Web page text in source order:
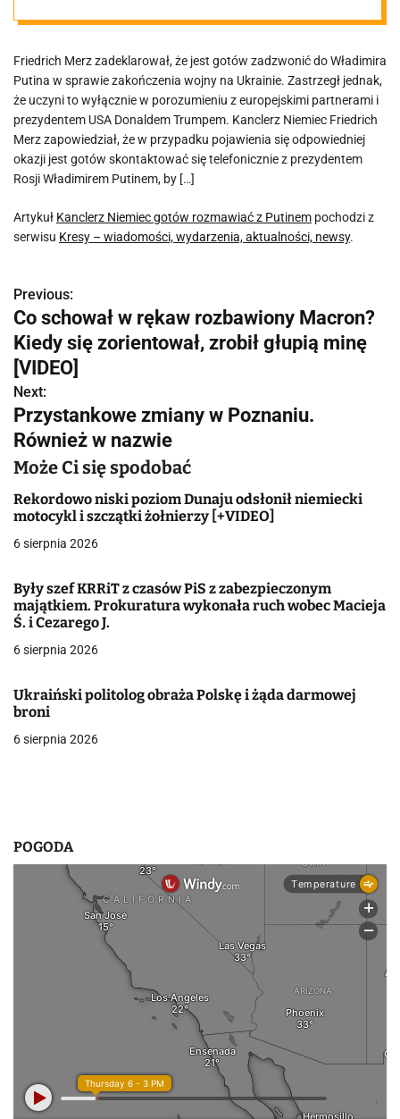
Friedrich Merz zadeklarował, że jest gotów zadzwonić do Władimira
Putina w sprawie zakończenia wojny na Ukrainie. Zastrzegł jednak,
że uczyni to wyłącznie w porozumieniu z europejskimi partnerami i
prezydentem USA Donaldem Trumpem. Kanclerz Niemiec Friedrich
Merz zapowiedział, że w przypadku pojawienia się odpowiedniej
okazji jest gotów skontaktować się telefonicznie z prezydentem
Rosji Władimirem Putinem, by […]
Artykuł Kanclerz Niemiec gotów rozmawiać z Putinem pochodzi z
serwisu Kresy – wiadomości, wydarzenia, aktualności, newsy.
N
a
w
i
g
a
c
j
w
p
s
u
Previous:
Co schował w rękaw rozbawiony Macron?
Kiedy się zorientował, zrobił głupią minę
[VIDEO]
Next:
Przystankowe zmiany w Poznaniu.
Również w nazwie
Może Ci się spodobać
Rekordowo niski poziom Dunaju odsłonił niemiecki
motocykl i szczątki żołnierzy [+VIDEO]
6 sierpnia 2026
Były szef KRRiT z czasów PiS z zabezpieczonym
majątkiem. Prokuratura wykonała ruch wobec Macieja
Ś. i Cezarego J.
6 sierpnia 2026
Ukraiński politolog obraża Polskę i żąda darmowej
broni
6 sierpnia 2026
POGODA